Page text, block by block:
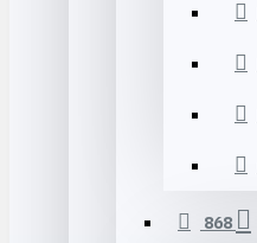
868